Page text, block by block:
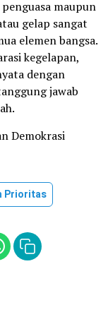
maupun
gelap sangat
elemen bangsa.
kegelapan,
dengan
jawab
Demokrasi
Prioritas